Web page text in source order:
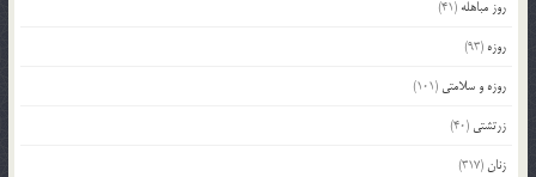
روز مباهله (41)
روزه (93)
روزه و سلامتی (101)
زرتشتی (40)
زنان(317)